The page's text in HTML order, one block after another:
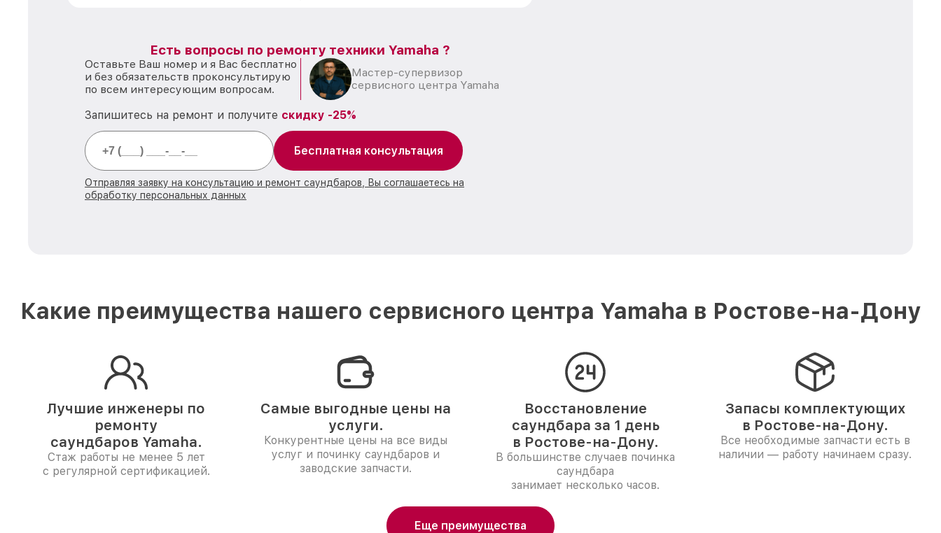
Есть вопросы по ремонту техники Yamaha ?
Оставьте Ваш номер и я Вас бесплатно
и без обязательств проконсультирую
по всем интересующим вопросам.
Мастер-супервизор
сервисного центра Yamaha
Запишитесь на ремонт и получите скидку -25%
Бесплатная консультация
Отправляя заявку на консультацию и ремонт саундбаров, Вы соглашаетесь на
обработку персональных данных
Какие преимущества нашего сервисного центра Yamaha в Ростове-на-Дону
Лучшие инженеры по
ремонту
саундбаров Yamaha.
Стаж работы не менее 5 лет
с регулярной сертификацией.
Самые выгодные цены на
услуги.
Конкурентные цены на все виды
услуг и починку саундбаров и
заводские запчасти.
Восстановление
саундбара за 1 день
в Ростове-на-Дону.
В большинстве случаев починка
саундбара
занимает несколько часов.
Запасы комплектующих
в Ростове-на-Дону.
Все необходимые запчасти есть в
наличии — работу начинаем сразу.
Еще преимущества